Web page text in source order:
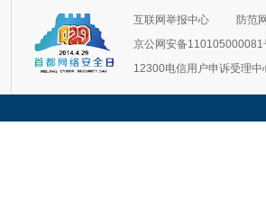
互联网举报中心
防范
京公网安备110105000081
12300电信用户申诉受理中